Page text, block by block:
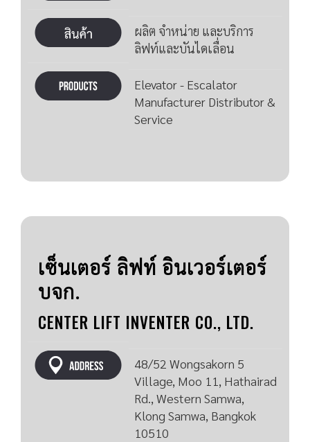
ผลิต จำหน่าย และบริการ
ลิฟท์และบันไดเลื่อน
Elevator - Escalator
Manufacturer Distributor &
Service
เซ็นเตอร์ ลิฟท์ อินเวอร์เตอร์
บจก.
CENTER LIFT INVENTER CO., LTD.
48/52 Wongsakorn 5
Village, Moo 11, Hathairad
Rd., Western Samwa,
Klong Samwa, Bangkok
10510